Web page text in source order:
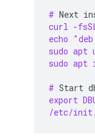
# Next
curl -
echo
sudo apt
sudo apt
# Start
export
/etc/